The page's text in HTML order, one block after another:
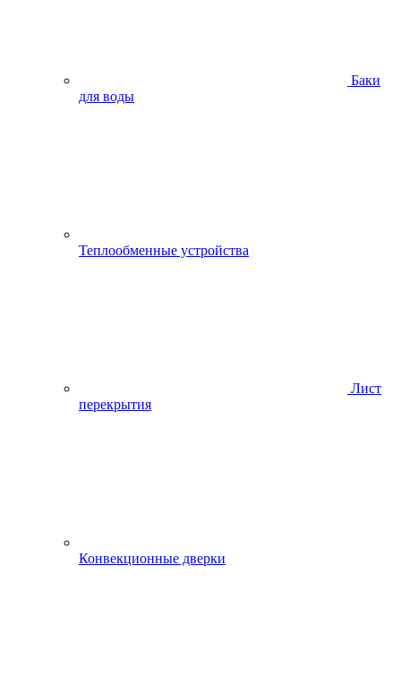
Баки
для воды
Теплообменные устройства
Лист
перекрытия
Конвекционные дверки